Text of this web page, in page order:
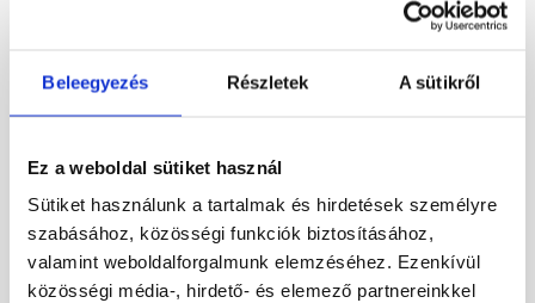
Beleegyezés Részletek A sütikről
Ez a weboldal sütiket használ
Sütiket használunk a tartalmak és hirdetések személyre
szabásához, közösségi funkciók biztosításához,
valamint weboldalforgalmunk elemzéséhez. Ezenkívül
közösségi média-, hirdető- és elemező partnereinkkel
2 900 Ft/ db
2 900 Ft / db
Megnézem
1 330 Ft